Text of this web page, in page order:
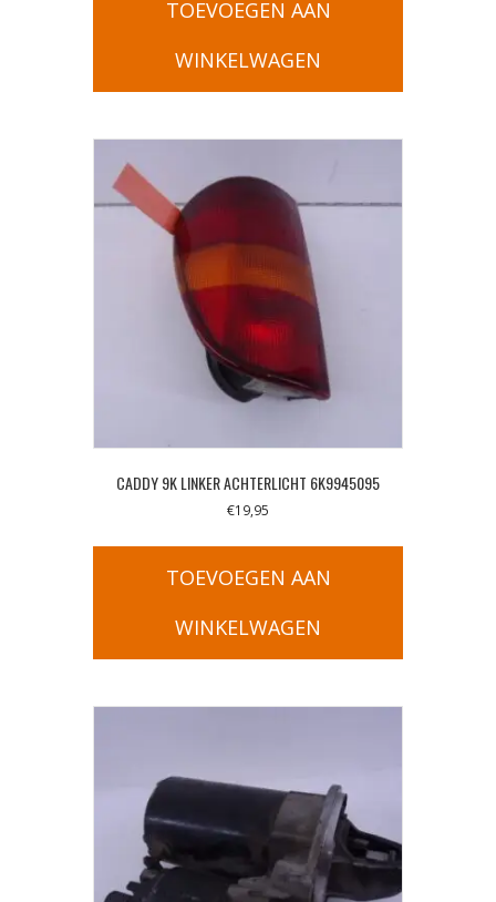
TOEVOEGEN AAN
WINKELWAGEN
CADDY 9K LINKER ACHTERLICHT 6K9945095
€19,95
TOEVOEGEN AAN
WINKELWAGEN